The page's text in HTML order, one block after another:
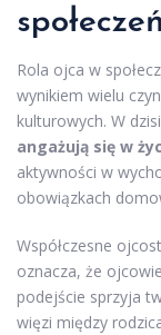
Rola ojca w
wynikiem wielu
kulturowych. W
angażują się w
aktywności w
obowiązkach
Współczesne
oznacza, że
podejście sprzyja
więzi między